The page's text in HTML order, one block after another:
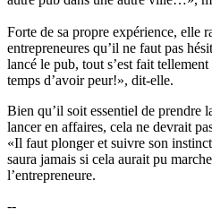
Forte de sa propre expérience, elle
entrepreneures qu’il ne faut pas
lancé le pub, tout s’est fait
temps d’avoir peur!», dit-elle.
Bien qu’il soit essentiel de prendre
lancer en affaires, cela ne devrait
«Il faut plonger et suivre son
saura jamais si cela aurait pu
l’entrepreneure.
--